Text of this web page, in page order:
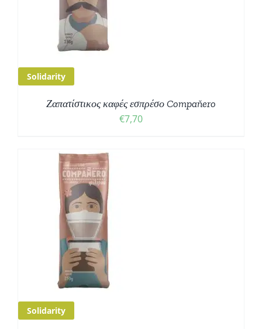
Solidarity
Ζαπατίστικος καφές εσπρέσο Compaňero
€7,70
Solidarity